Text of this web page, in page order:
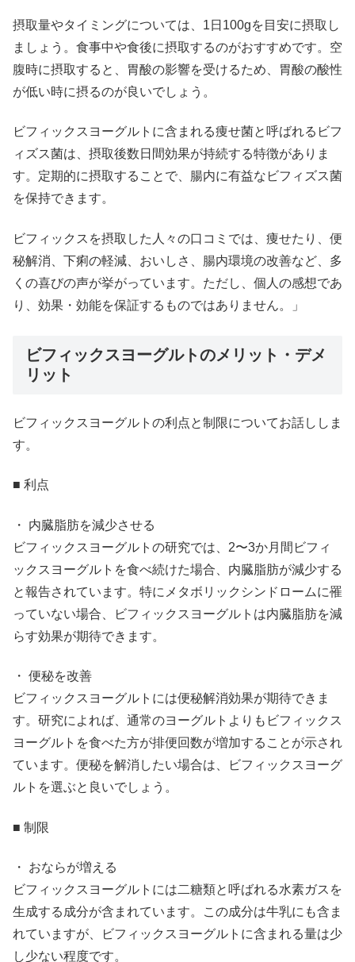
摂取量やタイミングについては、1日100gを目安に摂取し
ましょう。食事中や食後に摂取するのがおすすめです。空
腹時に摂取すると、胃酸の影響を受けるため、胃酸の酸性
が低い時に摂るのが良いでしょう。
ビフィックスヨーグルトに含まれる痩せ菌と呼ばれるビフ
ィズス菌は、摂取後数日間効果が持続する特徴がありま
す。定期的に摂取することで、腸内に有益なビフィズス菌
を保持できます。
ビフィックスを摂取した人々の口コミでは、痩せたり、便
秘解消、下痢の軽減、おいしさ、腸内環境の改善など、多
くの喜びの声が挙がっています。ただし、個人の感想であ
り、効果・効能を保証するものではありません。」
ビフィックスヨーグルトのメリット・デメ
リット
ビフィックスヨーグルトの利点と制限についてお話ししま
す。
■ 利点
・ 内臓脂肪を減少させる
ビフィックスヨーグルトの研究では、2〜3か月間ビフィ
ックスヨーグルトを食べ続けた場合、内臓脂肪が減少する
と報告されています。特にメタボリックシンドロームに罹
っていない場合、ビフィックスヨーグルトは内臓脂肪を減
らす効果が期待できます。
・ 便秘を改善
ビフィックスヨーグルトには便秘解消効果が期待できま
す。研究によれば、通常のヨーグルトよりもビフィックス
ヨーグルトを食べた方が排便回数が増加することが示され
ています。便秘を解消したい場合は、ビフィックスヨーグ
ルトを選ぶと良いでしょう。
■ 制限
・ おならが増える
ビフィックスヨーグルトには二糖類と呼ばれる水素ガスを
生成する成分が含まれています。この成分は牛乳にも含ま
れていますが、ビフィックスヨーグルトに含まれる量は少
し少ない程度です。